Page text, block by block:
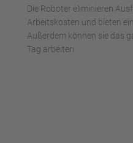
Die Roboter eliminieren
Arbeitskosten und bieten
Außerdem können sie das
Tag arbeiten.